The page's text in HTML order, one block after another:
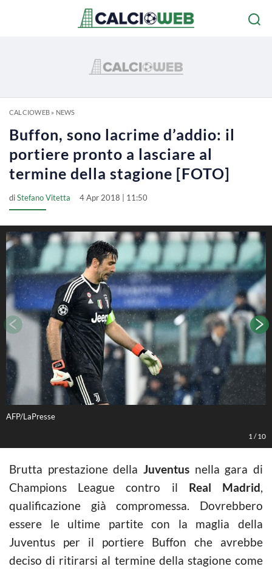
CALCIOWEB» NEWS
Buffon, sono lacrime d’addio: il
portiere pronto a lasciare al
termine della stagione [FOTO]
diStefano Vitetta 4 Apr 2018 | 11:50
AFP/LaPresse
1 /10
Brutta prestazione della Juventus nella gara di
Champions League contro il Real Madrid,
qualificazione già compromessa. Dovrebbero
essere le ultime partite con la maglia della
Juventus per il portiere Buffon che avrebbe
deciso di ritirarsi al termine della stagione come